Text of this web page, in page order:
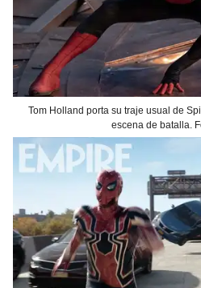
Tom Holland porta su traje usual de
escena de batalla.